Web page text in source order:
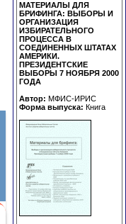
МАТЕРИАЛЫ ДЛЯ
БРИФИНГА: ВЫБОРЫ И
ОРГАНИЗАЦИЯ
ИЗБИРАТЕЛЬНОГО
ПРОЦЕССА В
СОЕДИНЕННЫХ ШТАТАХ
АМЕРИКИ.
ПРЕЗИДЕНТСКИЕ
ВЫБОРЫ 7 НОЯБРЯ 2000
ГОДА
Автор: МФИС-ИРИС
Форма выпуска: Книга